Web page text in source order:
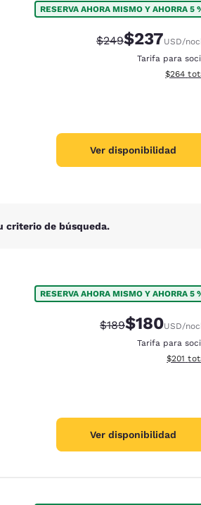
RESERVA AHORA MISMO Y AHORRA 5
Tarifa tachada:
$249Tarifa
$237USD/
Tarifa para
Ver
$264
Ver disponibilidad
criterio de búsqueda.
RESERVA AHORA MISMO Y AHORRA 5
Tarifa tachada:
$189Tarifa
$180USD/
Tarifa para
Ver
$201
Ver disponibilidad